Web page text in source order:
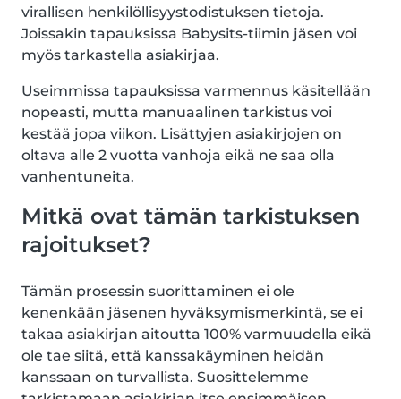
virallisen henkilöllisyystodistuksen tietoja.
Joissakin tapauksissa Babysits-tiimin jäsen voi
myös tarkastella asiakirjaa.
Useimmissa tapauksissa varmennus käsitellään
nopeasti, mutta manuaalinen tarkistus voi
kestää jopa viikon. Lisättyjen asiakirjojen on
oltava alle 2 vuotta vanhoja eikä ne saa olla
vanhentuneita.
Mitkä ovat tämän tarkistuksen
rajoitukset?
Tämän prosessin suorittaminen ei ole
kenenkään jäsenen hyväksymismerkintä, se ei
takaa asiakirjan aitoutta 100% varmuudella eikä
ole tae siitä, että kanssakäyminen heidän
kanssaan on turvallista. Suosittelemme